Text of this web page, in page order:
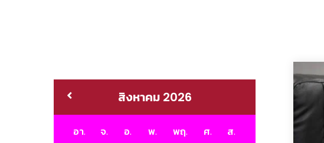
สิงหาคม 2026
อา. จ. อ. พ. พฤ. ศ. ส.